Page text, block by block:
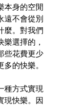
本身的空閒
遠不會從別
麼。對我們
樂選擇的，
些花費更少
的快樂。
種方式實現
現快樂。因